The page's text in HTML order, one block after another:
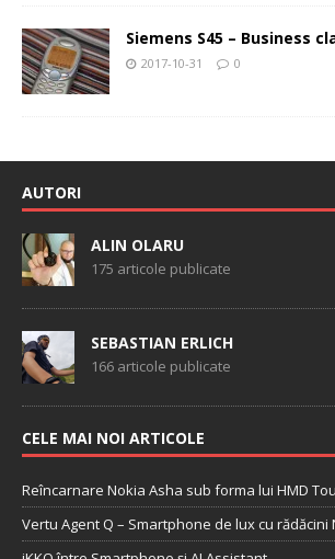
Siemens S45 – Business
2017-10-31 0
AUTORI
ALIN OLARU
175 articole publicate
SEBASTIAN ERLICH
166 articole publicate
CELE MAI NOI ARTICOLE
Reîncarnare Nokia Asha sub forma lui HMD
Vertu Agent Q – Smartphone de lux cu rădăcini